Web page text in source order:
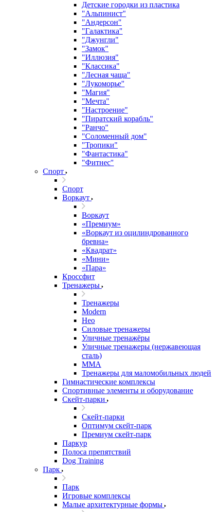
Детские городки из пластика
"Альпинист"
"Андерсон"
"Галактика"
"Джунгли"
"Замок"
"Иллюзия"
"Классика"
"Лесная чаща"
"Лукоморье"
"Магия"
"Мечта"
"Настроение"
"Пиратский корабль"
"Ранчо"
"Соломенный дом"
"Тропики"
"Фантастика"
"Фитнес"
Спорт
Спорт
Воркаут
Воркаут
«Премиум»
«Воркаут из оцилиндрованного
бревна»
«Квадрат»
«Мини»
«Пара»
Кроссфит
Тренажеры
Тренажеры
Modern
Нео
Силовые тренажеры
Уличные тренажёры
Уличные тренажеры (нержавеющая
сталь)
ММА
Тренажеры для маломобильных людей
Гимнастические комплексы
Спортивные элементы и оборудование
Скейт-парки
Скейт-парки
Оптимум скейт-парк
Премиум скейт-парк
Паркур
Полоса препятствий
Dog Training
Парк
Парк
Игровые комплексы
Малые архитектурные формы